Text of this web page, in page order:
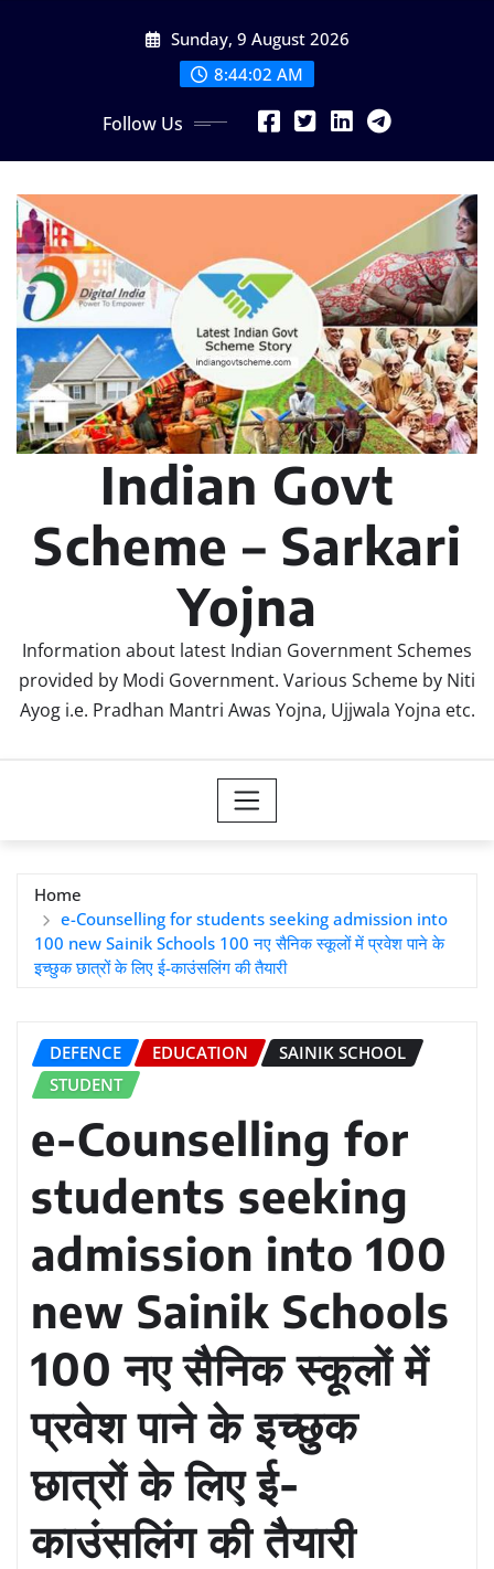
Sunday, 9 August 2026
8:44:03 AM
Follow Us
Indian Govt
Scheme – Sarkari
Yojna
Information about latest Indian Government Schemes
provided by Modi Government. Various Scheme by Niti
Ayog i.e. Pradhan Mantri Awas Yojna, Ujjwala Yojna etc.
Home
e-Counselling for students seeking admission into
100 new Sainik Schools 100 नए सैनिक स्कूलों में प्रवेश पाने के
इच्छुक छात्रों के लिए ई-काउंसलिंग की तैयारी
DEFENCE EDUCATION
SAINIK SCHOOL
STUDENT
e-Counselling for
students seeking
admission into 100
new Sainik Schools
100 नए सैनिक स्कूलों में
प्रवेश पाने के इच्छुक
छात्रों के लिए ई-
काउंसलिंग की तैयारी